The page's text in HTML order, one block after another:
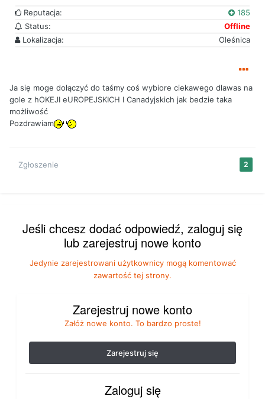
Reputacja:
185
Status:
Offline
Lokalizacja:
Oleśnica
Ja się moge dołączyć do taśmy coś wybiore ciekawego dlawas na
gole z hOKEJI eUROPEJSKICH I Canadyjskich jak bedzie taka
możliwość
Pozdrawiam
2
Zgłoszenie
Jeśli chcesz dodać odpowiedź, zaloguj się
lub zarejestruj nowe konto
Jedynie zarejestrowani użytkownicy mogą komentować
zawartość tej strony.
Zarejestruj nowe konto
Załóż nowe konto. To bardzo proste!
Zarejestruj się
Zaloguj się